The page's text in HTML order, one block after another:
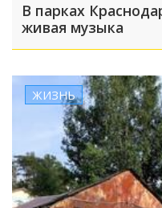
В парках
живая музыка
ЖИЗНЬ